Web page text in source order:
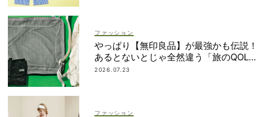
ファッション
やっぱり【無印良品】が最強かも伝説！
あるとないとじゃ全然違う「旅のQOL爆
上げアイテム」
2026.07.23
ファッション